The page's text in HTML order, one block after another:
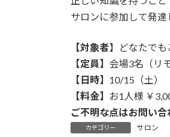
サロンに参加して発達
【対象者】どなたでも
【定員】 会場3名（リ
【日時】 10/15（土）
【料金】 お1人様 ￥
ご不明な点はお問い合
カテゴリー サロン